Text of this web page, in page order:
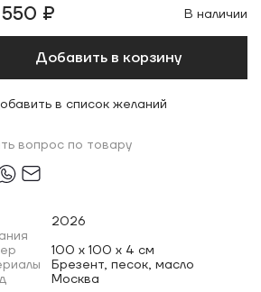
550 ₽ В наличии
Добавить в корзину
в список желаний
вопрос по товару
2026
100 x 100 x 4 см
Брезент, песок, масло
Москва